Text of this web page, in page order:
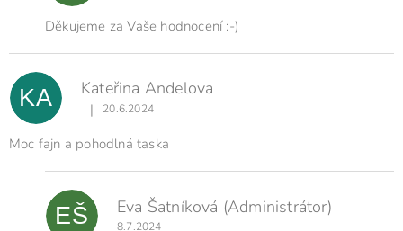
Děkujeme za Vaše hodnocení :-)
KA Kateřina Andelova
Hodnocení produktu je 5 z 5 hvězdiček.
| 20.6.2024
Moc fajn a pohodlná taska
EŠ Eva Šatníková (Administrátor)
8.7.2024